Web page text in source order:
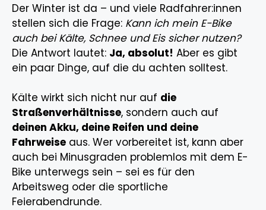
Der Winter ist da – und viele Radfahrer:innen
stellen sich die Frage: Kann ich mein E-Bike
auch bei Kälte, Schnee und Eis sicher nutzen?
Die Antwort lautet: Ja, absolut! Aber es gibt
ein paar Dinge, auf die du achten solltest.
Kälte wirkt sich nicht nur auf die
Straßenverhältnisse, sondern auch auf
deinen Akku, deine Reifen und deine
Fahrweise aus. Wer vorbereitet ist, kann aber
auch bei Minusgraden problemlos mit dem E-
Bike unterwegs sein – sei es für den
Arbeitsweg oder die sportliche
Feierabendrunde.